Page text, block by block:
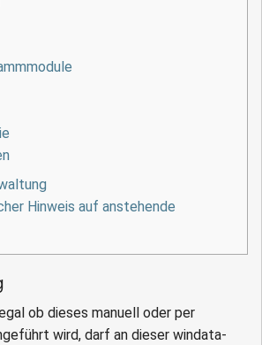
Hinweis auf anstehende
ob dieses manuell oder per
wird, darf an dieser windata-